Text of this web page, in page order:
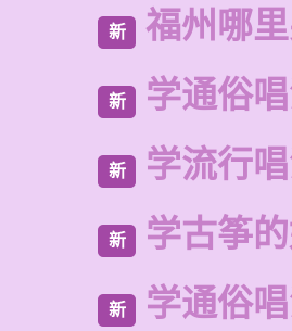
新 福州哪
新 学通俗
新 学流行
新 学古筝
新 学通俗